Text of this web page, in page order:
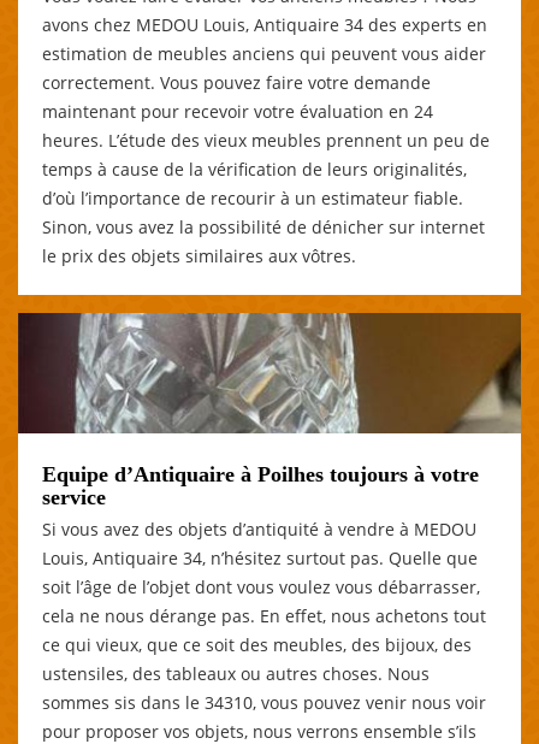
avons chez MEDOU Louis, Antiquaire 34 des experts en
estimation de meubles anciens qui peuvent vous aider
correctement. Vous pouvez faire votre demande
maintenant pour recevoir votre évaluation en 24
heures. L’étude des vieux meubles prennent un peu de
temps à cause de la vérification de leurs originalités,
d’où l’importance de recourir à un estimateur fiable.
Sinon, vous avez la possibilité de dénicher sur internet
le prix des objets similaires aux vôtres.
Equipe d’Antiquaire à Poilhes toujours à votre
service
Si vous avez des objets d’antiquité à vendre à MEDOU
Louis, Antiquaire 34, n’hésitez surtout pas. Quelle que
soit l’âge de l’objet dont vous voulez vous débarrasser,
cela ne nous dérange pas. En effet, nous achetons tout
ce qui vieux, que ce soit des meubles, des bijoux, des
ustensiles, des tableaux ou autres choses. Nous
sommes sis dans le 34310, vous pouvez venir nous voir
pour proposer vos objets, nous verrons ensemble s’ils